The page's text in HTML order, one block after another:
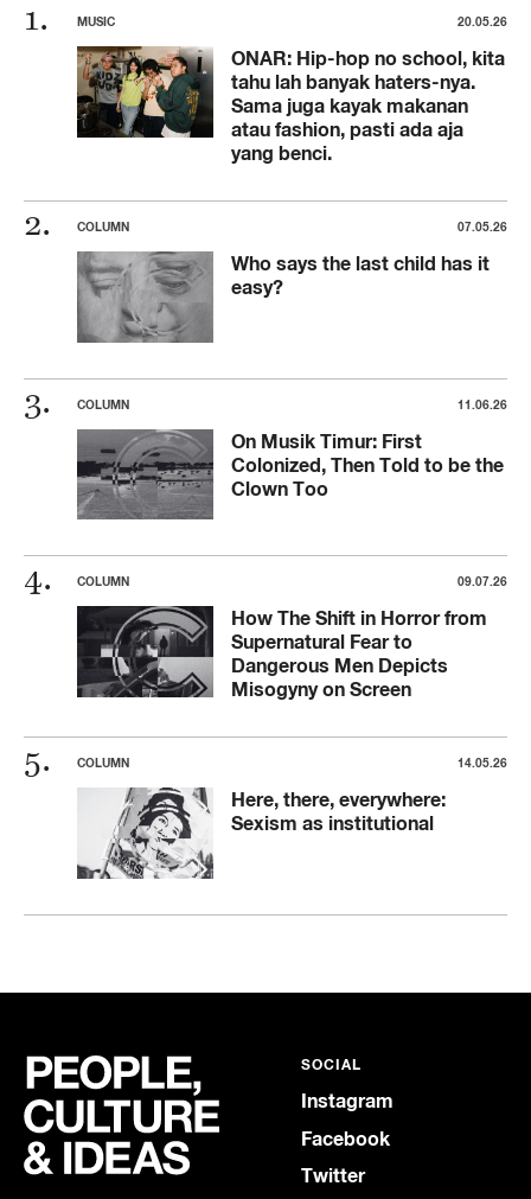
MUSIC 20.05.26
ONAR: Hip-hop no school, kita
tahu lah banyak haters-nya.
Sama juga kayak makanan
atau fashion, pasti ada aja
yang benci.
COLUMN 07.05.26
Who says the last child has it
easy?
COLUMN 11.06.26
On Musik Timur: First
Colonized, Then Told to be the
Clown Too
COLUMN 09.07.26
How The Shift in Horror from
Supernatural Fear to
Dangerous Men Depicts
Misogyny on Screen
COLUMN 14.05.26
Here, there, everywhere:
Sexism as institutional
SOCIAL
Instagram
Facebook
Twitter